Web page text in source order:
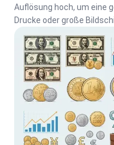
Auflösung hoch, um eine
Drucke oder große